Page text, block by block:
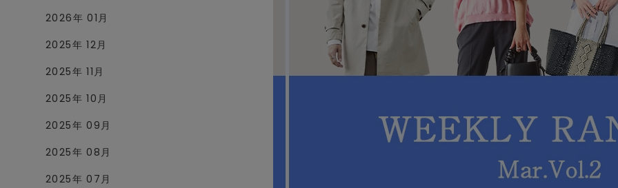
2026年 01月
2025年 12月
2025年 11月
2025年 10月
2025年 09月
2025年 08月
2025年 07月